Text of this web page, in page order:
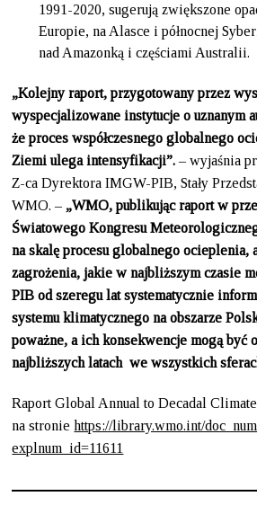
1991-2020, sugerują zwiększone
Europie, na Alasce i północnej
nad Amazonką i częściami Australii.
„Kolejny raport, przygotowany przez
wyspecjalizowane instytucje o uznanym
że proces współczesnego globalnego
Ziemi ulega intensyfikacji”.– wyjaśnia
Z-ca Dyrektora IMGW-PIB, Stały
WMO. – „WMO, publikując raport w
Światowego Kongresu
na skalę procesu globalnego ocieplenia,
zagrożenia, jakie w najbliższym czasie
PIB od szeregu lat systematycznie
systemu klimatycznego na obszarze
poważne, a ich konsekwencje mogą być
najbliższych latach we wszystkich
Raport Global Annual to Decadal
na stronie https://library.wmo.int/
explnum_id=11611